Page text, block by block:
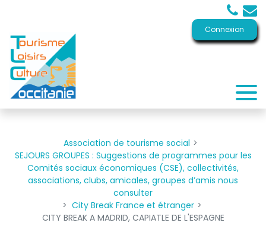
Connexion
Association de tourisme social
SEJOURS GROUPES : Suggestions de programmes pour les
Comités sociaux économiques (CSE), collectivités,
associations, clubs, amicales, groupes d’amis nous
consulter
City Break France et étranger
CITY BREAK A MADRID, CAPIATLE DE L'ESPAGNE